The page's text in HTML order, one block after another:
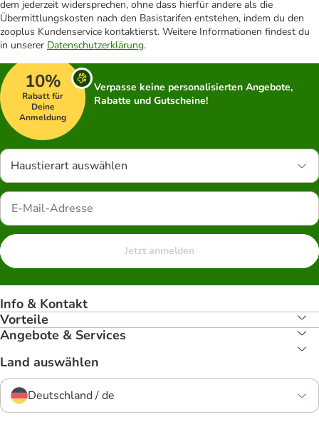
dem jederzeit widersprechen, ohne dass hierfür andere als die
Übermittlungskosten nach den Basistarifen entstehen, indem du den
zooplus Kundenservice kontaktierst. Weitere Informationen findest du
in unserer Datenschutzerklärung.
10%
Rabatt für
Deine
Anmeldung
Verpasse keine personalisierten Angebote,
Rabatte und Gutscheine!
Haustierart auswählen
Jetzt anmelden
Info & Kontakt
Vorteile
Angebote & Services
Land auswählen
Deutschland / de